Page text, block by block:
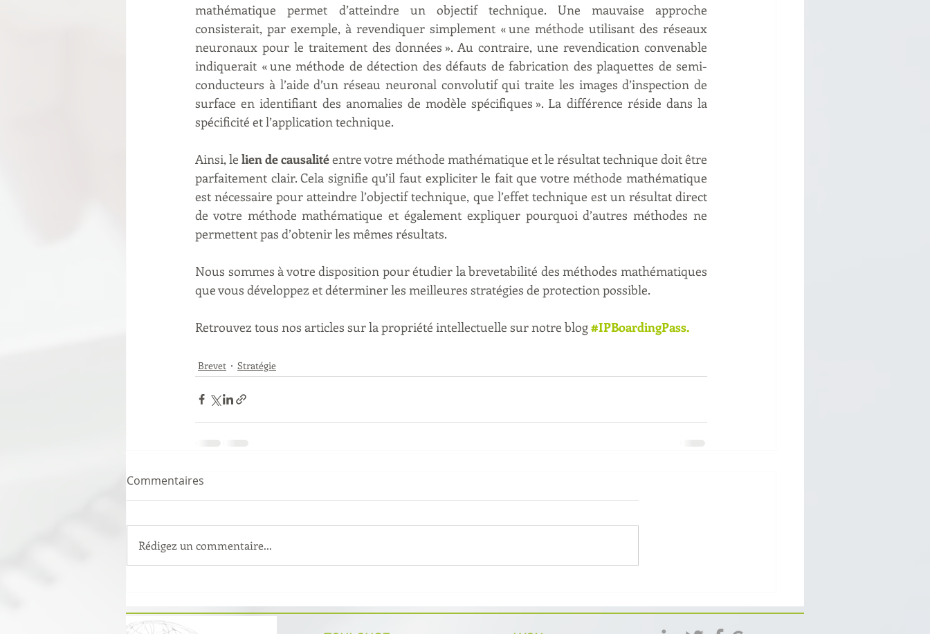
mathématique permet d’atteindre un objectif technique. Une mauvaise approche
consisterait, par exemple, à revendiquer simplement « une méthode utilisant des réseaux
neuronaux pour le traitement des données ». Au contraire, une revendication convenable
indiquerait « une méthode de détection des défauts de fabrication des plaquettes de semi-
conducteurs à l’aide d’un réseau neuronal convolutif qui traite les images d’inspection de
surface en identifiant des anomalies de modèle spécifiques ». La différence réside dans la
spécificité et l’application technique.
Ainsi, le lien de causalité entre votre méthode mathématique et le résultat technique doit être
parfaitement clair. Cela signifie qu’il faut expliciter le fait que votre méthode mathématique
est nécessaire pour atteindre l’objectif technique, que l’effet technique est un résultat direct
de votre méthode mathématique et également expliquer pourquoi d’autres méthodes ne
permettent pas d’obtenir les mêmes résultats.
Nous sommes à votre disposition pour étudier la brevetabilité des méthodes mathématiques
que vous développez et déterminer les meilleures stratégies de protection possible.
Retrouvez tous nos articles sur la propriété intellectuelle sur notre blog #IPBoardingPass.
Brevet Stratégie
Commentaires
Rédigez un commentaire...